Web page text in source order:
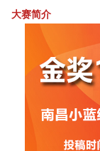
大赛简介